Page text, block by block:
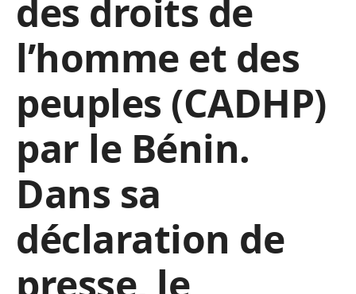
des droits de
l’homme et des
peuples (CADHP)
par le Bénin.
Dans sa
déclaration de